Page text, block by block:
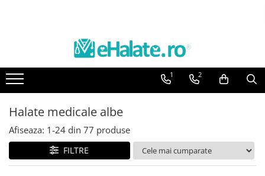
Toate Produsele
Bluze Unisex
Costume Unisex
Bluze Medicale
Bluze unisex cu imprimeuri
Bluze Maria
1 2
Halate medicale albe
Afiseaza: 1-24 din 77 produse
FILTRE